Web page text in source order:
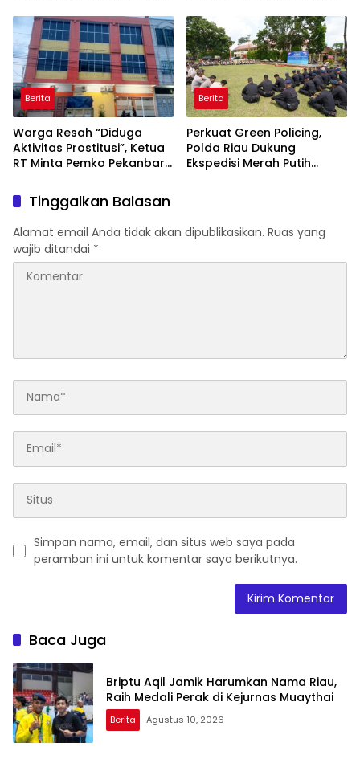
ke RS di pekanbaru
Hunian
Berita
Warga Resah “Diduga
Aktivitas Prostitusi”, Ketua
RT Minta Pemko Pekanbaru
Aktivitas Z Homestay di
Jalan Tanjung Datuk
Berita
Perkuat Green Policing,
Polda Riau Dukung
Ekspedisi Merah Putih
Tinggalkan Balasan
Alamat email Anda tidak akan dipublikasikan. Ruas yang
wajib ditandai *
Simpan nama, email, dan situs web saya pada
peramban ini untuk komentar saya berikutnya.
Baca Juga
Briptu Aqil Jamik Harumkan Nama Riau,
Raih Medali Perak di Kejurnas Muaythai
Berita Agustus 10, 2026